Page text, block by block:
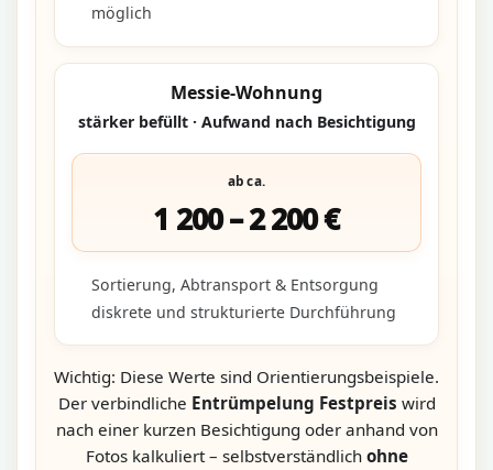
möglich
Messie-Wohnung
stärker befüllt · Aufwand nach Besichtigung
ab ca.
1 200 – 2 200 €
Sortierung, Abtransport & Entsorgung
diskrete und strukturierte Durchführung
Wichtig: Diese Werte sind Orientierungsbeispiele.
Der verbindliche Entrümpelung Festpreis wird
nach einer kurzen Besichtigung oder anhand von
Fotos kalkuliert – selbstverständlich ohne